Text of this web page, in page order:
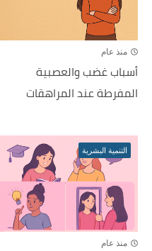
منذ عام
أسباب غضب والعصبية
المفرطة عند المراهقات
التنمية البشرية
منذ عام